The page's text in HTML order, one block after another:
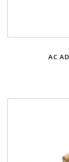
AC